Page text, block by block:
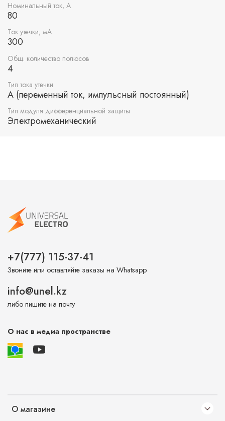
Номинальный ток, А
80
Ток утечки, мА
300
Общ. количество полюсов
4
Тип тока утечки
A (переменный ток, импульсный постоянный)
Тип модуля дифференциальной защиты
Электромеханический
О магазине
+7(777) 115-37-41
Звоните или оставляйте заказы на Whatsapp
info@unel.kz
либо пишите на почту
О нас в медиа пространстве